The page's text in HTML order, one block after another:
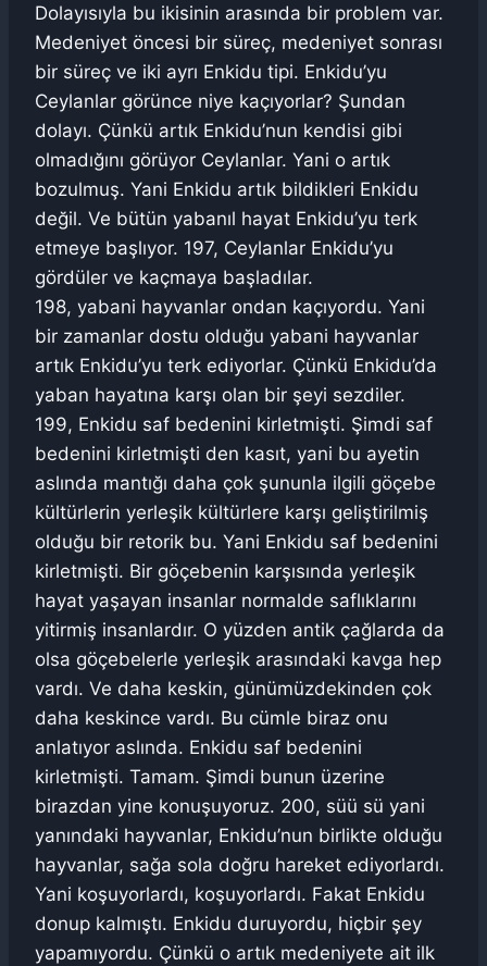
Dolayısıyla bu ikisinin arasında bir problem var.
Medeniyet öncesi bir süreç, medeniyet sonrası
bir süreç ve iki ayrı Enkidu tipi. Enkidu’yu
Ceylanlar görünce niye kaçıyorlar? Şundan
dolayı. Çünkü artık Enkidu’nun kendisi gibi
olmadığını görüyor Ceylanlar. Yani o artık
bozulmuş. Yani Enkidu artık bildikleri Enkidu
değil. Ve bütün yabanıl hayat Enkidu’yu terk
etmeye başlıyor. 197, Ceylanlar Enkidu’yu
gördüler ve kaçmaya başladılar.
198, yabani hayvanlar ondan kaçıyordu. Yani
bir zamanlar dostu olduğu yabani hayvanlar
artık Enkidu’yu terk ediyorlar. Çünkü Enkidu’da
yaban hayatına karşı olan bir şeyi sezdiler.
199, Enkidu saf bedenini kirletmişti. Şimdi saf
bedenini kirletmişti den kasıt, yani bu ayetin
aslında mantığı daha çok şununla ilgili göçebe
kültürlerin yerleşik kültürlere karşı geliştirilmiş
olduğu bir retorik bu. Yani Enkidu saf bedenini
kirletmişti. Bir göçebenin karşısında yerleşik
hayat yaşayan insanlar normalde saflıklarını
yitirmiş insanlardır. O yüzden antik çağlarda da
olsa göçebelerle yerleşik arasındaki kavga hep
vardı. Ve daha keskin, günümüzdekinden çok
daha keskince vardı. Bu cümle biraz onu
anlatıyor aslında. Enkidu saf bedenini
kirletmişti. Tamam. Şimdi bunun üzerine
birazdan yine konuşuyoruz. 200, süü sü yani
yanındaki hayvanlar, Enkidu’nun birlikte olduğu
hayvanlar, sağa sola doğru hareket ediyorlardı.
Yani koşuyorlardı, koşuyorlardı. Fakat Enkidu
donup kalmıştı. Enkidu duruyordu, hiçbir şey
yapamıyordu. Çünkü o artık medeniyete ait ilk